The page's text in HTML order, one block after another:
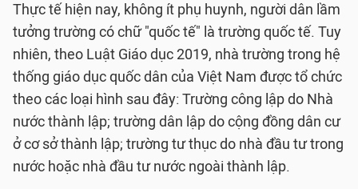
Thực tế hiện nay, không ít phụ huynh, người dân lầm
tưởng trường có chữ "quốc tế" là trường quốc tế. Tuy
nhiên, theo Luật Giáo dục 2019, nhà trường trong hệ
thống giáo dục quốc dân của Việt Nam được tổ chức
theo các loại hình sau đây: Trường công lập do Nhà
nước thành lập; trường dân lập do cộng đồng dân cư
ở cơ sở thành lập; trường tư thục do nhà đầu tư trong
nước hoặc nhà đầu tư nước ngoài thành lập.